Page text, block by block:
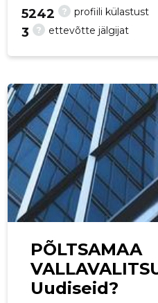
? profiili külastust
5242
? ettevõtte jälgijat
3
PÕLTSAMAA
Uudiseid?